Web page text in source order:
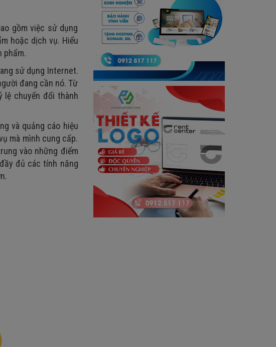
gồm việc sử dụng
hoặc dịch vụ. Hiểu
phẩm.
sử dụng Internet.
đang cần nó. Từ
lệ chuyển đổi thành
và quảng cáo hiệu
mà mình cung cấp.
vào những điểm
đủ các tính năng